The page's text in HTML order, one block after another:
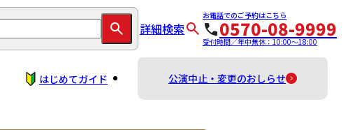
詳細検索
お電話でのご予約はこちら
0570-08-9999
受付時間／年中無休：10:00～18:00
はじめてガイド 公演中止・変更のおしらせ